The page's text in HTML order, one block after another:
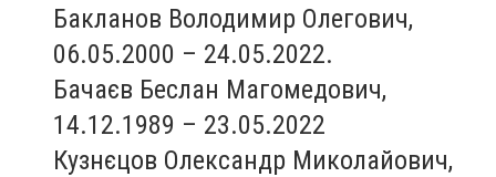
Бакланов Володимир Олегович,
06.05.2000 – 24.05.2022.
Бачаєв Беслан Магомедович,
14.12.1989 – 23.05.2022
Кузнєцов Олександр Миколайович,